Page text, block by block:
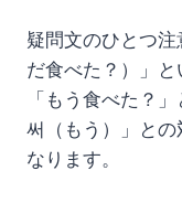
疑問文のひとつ
だ食べた？）」
「もう食べた？
써（もう）」との
なります。